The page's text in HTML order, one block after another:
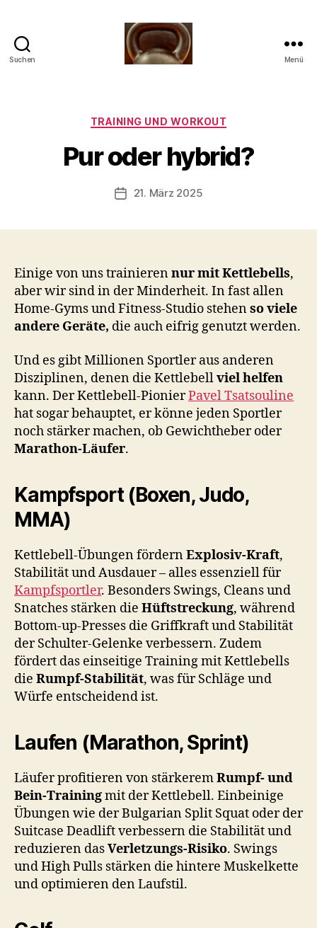
Suchen
der
Menü
Kategorien
TRAINING UND WORKOUT
Pur oder hybrid?
Beitragsautor
o
b
-
s
c
o
Beitragsdatum
21. März 2025
Einige von uns trainierennur mit Kettlebells,
aber wir sind in der Minderheit. In fast allen
Home-Gyms und Fitness-Studio stehenso viele
andere Geräte, die auch eifrig genutzt werden.
Und es gibt Millionen Sportler aus anderen
Disziplinen, denen die Kettlebellviel helfen
kann. Der Kettlebell-PionierPavel Tsatsouline
hat sogar behauptet, er könne jeden Sportler
noch stärker machen, ob Gewichtheber oder
Marathon-Läufer.
Kampfsport (Boxen, Judo,
MMA)
Kettlebell-Übungen fördernExplosiv-Kraft,
Stabilität und Ausdauer – alles essenziell für
Kampfsportler. Besonders Swings, Cleans und
Snatches stärken die Hüftstreckung, während
Bottom-up-Presses die Griffkraft und Stabilität
der Schulter-Gelenke verbessern. Zudem
fördert das einseitige Training mit Kettlebells
die Rumpf-Stabilität, was für Schläge und
Würfe entscheidend ist.
Laufen (Marathon, Sprint)
Läufer profitieren von stärkeremRumpf- und
Bein-Trainingmit der Kettlebell. Einbeinige
Übungen wie der Bulgarian Split Squat oder der
Suitcase Deadlift verbessern die Stabilität und
reduzieren dasVerletzungs-Risiko. Swings
und High Pulls stärken die hintere Muskelkette
und optimieren den Laufstil.